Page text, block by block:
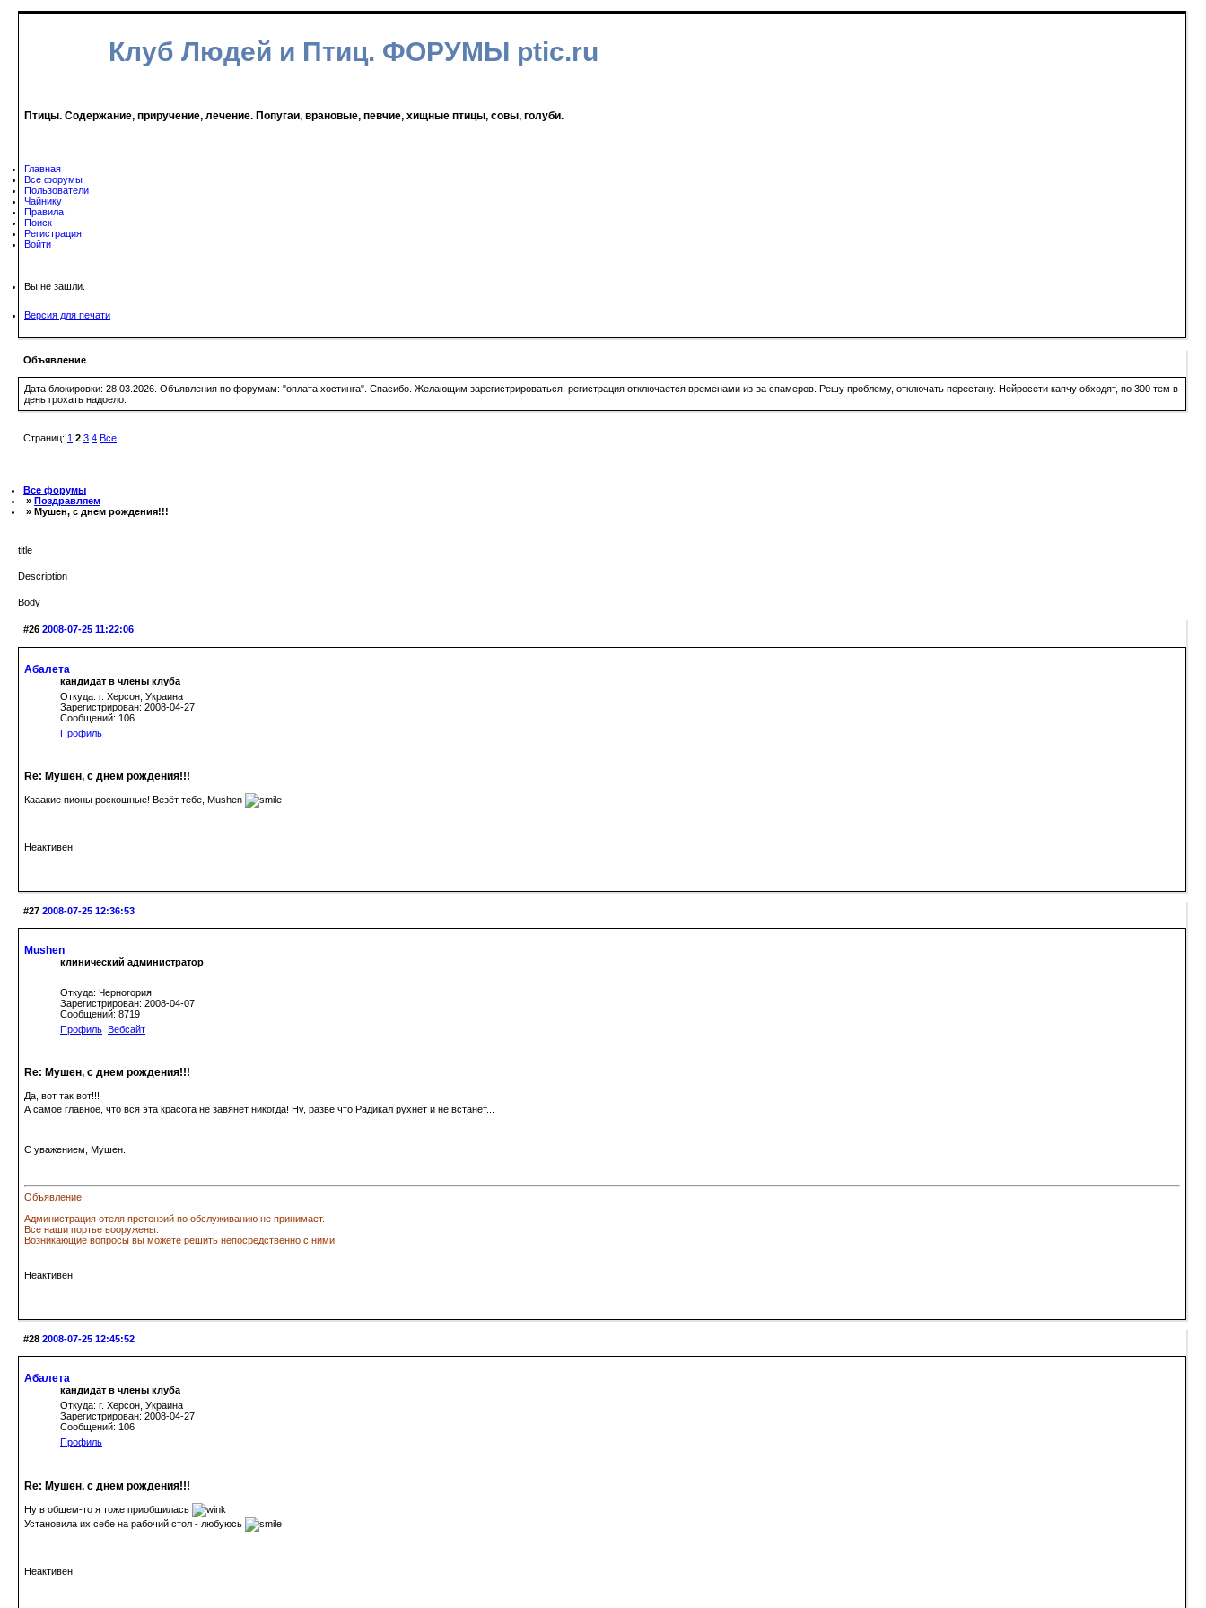
Клуб Людей и Птиц. ФОРУМЫ ptic.ru
Птицы. Содержание, приручение, лечение. Попугаи, врановые, певчие, хищные птицы, совы, голуби.
Главная
Все форумы
Пользователи
Чайнику
Правила
Поиск
Регистрация
Войти
Вы не зашли.
Версия для печати
Объявление
Дата блокировки: 28.03.2026. Объявления по форумам: "оплата хостинга". Спасибо. Желающим зарегистрироваться: регистрация отключается временами из-за спамеров. Решу проблему, отключать перестану. Нейросети капчу обходят, по 300 тем в
день грохать надоело.
Страниц: 1 2 3 4 Все
Все форумы
» Поздравляем
» Мушен, с днем рождения!!!
title
Description
Body
#26 2008-07-25 11:22:06
Абалета
кандидат в члены клуба
Откуда: г. Херсон, Украина
Зарегистрирован: 2008-04-27
Сообщений: 106
Профиль
Re: Мушен, с днем рождения!!!
Кааакие пионы роскошные! Везёт тебе, Mushen
Неактивен
#27 2008-07-25 12:36:53
Mushen
клинический администратор
Откуда: Черногория
Зарегистрирован: 2008-04-07
Сообщений: 8719
Профиль Вебсайт
Re: Мушен, с днем рождения!!!
Да, вот так вот!!!
А самое главное, что вся эта красота не завянет никогда! Ну, разве что Радикал рухнет и не встанет...
С уважением, Мушен.
Объявление.
Администрация отеля претензий по обслуживанию не принимает.
Все наши портье вооружены.
Возникающие вопросы вы можете решить непосредственно с ними.
Неактивен
#28 2008-07-25 12:45:52
Абалета
кандидат в члены клуба
Откуда: г. Херсон, Украина
Зарегистрирован: 2008-04-27
Сообщений: 106
Профиль
Re: Мушен, с днем рождения!!!
Ну в общем-то я тоже приобщилась
Установила их себе на рабочий стол - любуюсь
Неактивен